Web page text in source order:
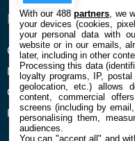
ENTREPRISE
Qui sommes nous
Mentions légales et CGU
Confidentialité et Cookies
Préférences cookies
With our 488partners , we
your devices (cookies,
your personal data with
website or in our emails,
later, including in other
Processing this data
loyalty programs, IP,
geolocation, etc.) allows
content, commercial
screens (including by
personalising them,
audiences.
You can "accept all" and